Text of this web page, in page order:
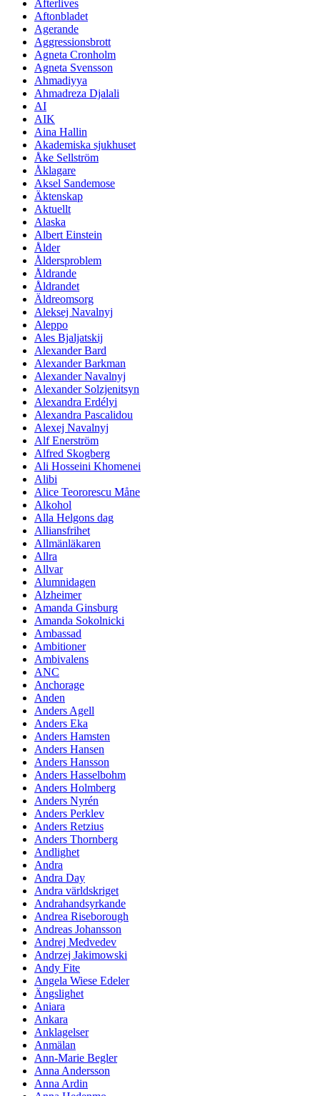
Afterlives
Aftonbladet
Agerande
Aggressionsbrott
Agneta Cronholm
Agneta Svensson
Ahmadiyya
Ahmadreza Djalali
AI
AIK
Aina Hallin
Akademiska sjukhuset
Åke Sellström
Åklagare
Aksel Sandemose
Äktenskap
Aktuellt
Alaska
Albert Einstein
Ålder
Åldersproblem
Åldrande
Åldrandet
Äldreomsorg
Aleksej Navalnyj
Aleppo
Ales Bjaljatskij
Alexander Bard
Alexander Barkman
Alexander Navalnyj
Alexander Solzjenitsyn
Alexandra Erdélyi
Alexandra Pascalidou
Alexej Navalnyj
Alf Enerström
Alfred Skogberg
Ali Hosseini Khomenei
Alibi
Alice Teororescu Måne
Alkohol
Alla Helgons dag
Alliansfrihet
Allmänläkaren
Allra
Allvar
Alumnidagen
Alzheimer
Amanda Ginsburg
Amanda Sokolnicki
Ambassad
Ambitioner
Ambivalens
ANC
Anchorage
Anden
Anders Agell
Anders Eka
Anders Hamsten
Anders Hansen
Anders Hansson
Anders Hasselbohm
Anders Holmberg
Anders Nyrén
Anders Perklev
Anders Retzius
Anders Thornberg
Andlighet
Andra
Andra Day
Andra världskriget
Andrahandsyrkande
Andrea Riseborough
Andreas Johansson
Andrej Medvedev
Andrzej Jakimowski
Andy Fite
Angela Wiese Edeler
Ängslighet
Aniara
Ankara
Anklagelser
Anmälan
Ann-Marie Begler
Anna Andersson
Anna Ardin